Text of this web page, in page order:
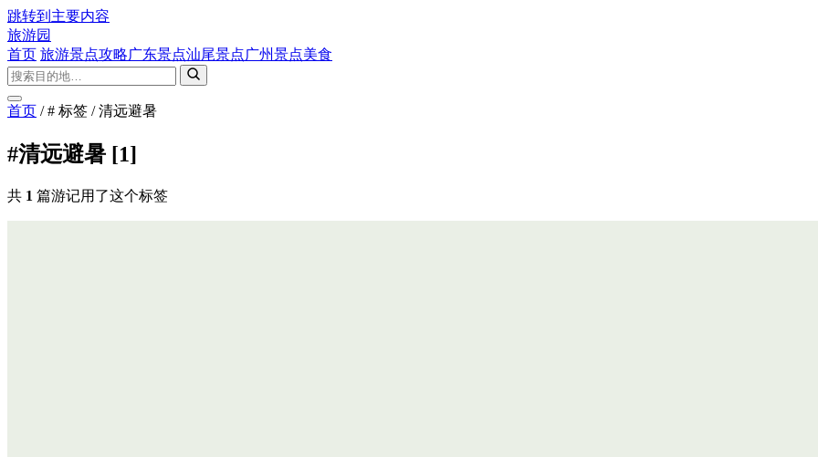
跳转到主要内容
旅游园
首页 旅游景点攻略广东景点汕尾景点广州景点美食
首页 / # 标签 / 清远避暑
#清远避暑 [1]
共 1 篇游记用了这个标签